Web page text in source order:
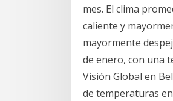
mes. El clima
caliente y
mayormente
de enero, con una
Visión Global en
de temperaturas